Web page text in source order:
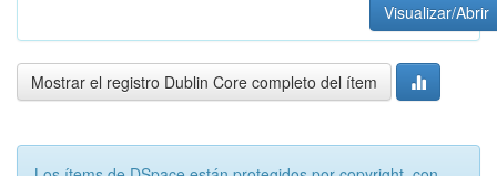
Visualizar/Abrir
Mostrar el registro Dublin Core completo del ítem